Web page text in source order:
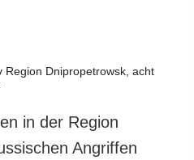
und zum Schutz
in der Region
Angriffen